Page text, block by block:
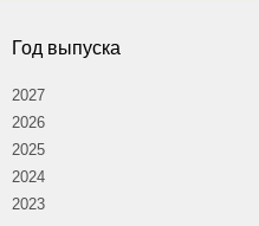
Год выпуска
2027
2026
2025
2024
2023